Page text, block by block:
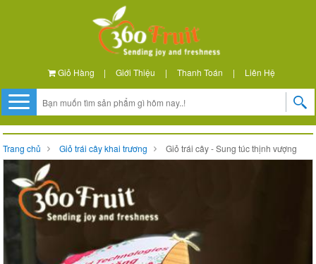
Giỏ Hàng | Giới Thiệu | Thanh Toán | Liên Hệ
Trang chủ Giỏ trái cây khai trương Giỏ trái cây - Sung túc thịnh vượng